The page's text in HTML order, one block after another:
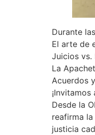
Durante
El arte de
Juicios vs.
La
Acuerdos
Desde la
reafirma
justicia